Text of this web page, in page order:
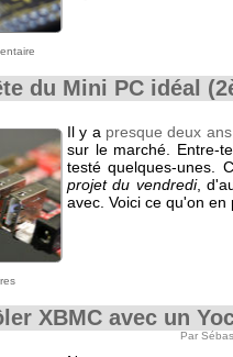
du Mini PC idéal
Il y a presque deux ans
sur le marché. Entre-
testé quelques-unes.
projet du vendredi,
avec. Voici ce qu'on en
XBMC avec un
Par